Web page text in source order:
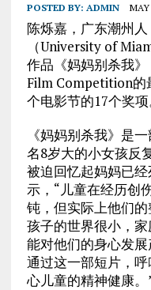
POSTED BY: ADMIN MAY
陈烁嘉，广东潮州
（University of
作品《妈妈别杀我
Film Competition的
个电影节的17个奖项
《妈妈别杀我》是
名8岁大的小女孩反
被迫回忆起妈妈已
示，“儿童在经历创
钝，但实际上他们的
孩子的世界很小，
能对他们的身心发
通过这一部短片，
心儿童的精神健康。